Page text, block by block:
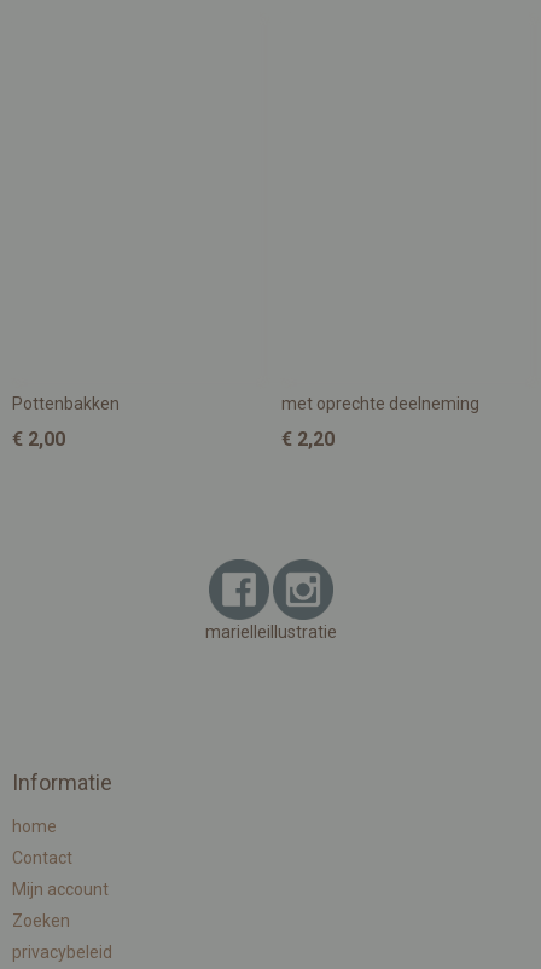
Pottenbakken
€ 2,00
met oprechte deelneming
€ 2,20
marielleillustratie
Informatie
home
Contact
Mijn account
Zoeken
privacybeleid